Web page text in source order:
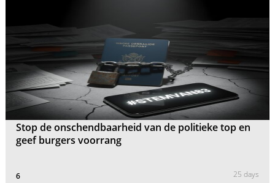
Stop de onschendbaarheid van de politieke top en
geef burgers voorrang
6 25 days